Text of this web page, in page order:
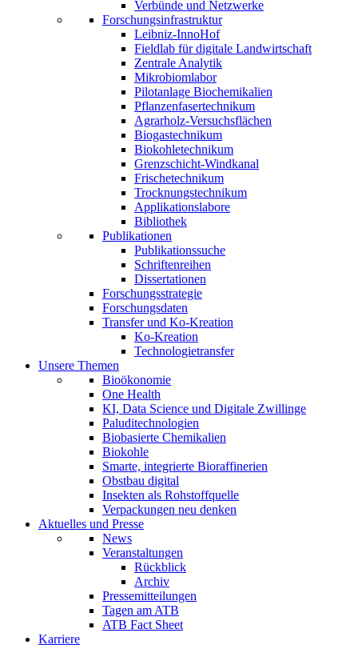
Verbünde und Netzwerke
Forschungsinfrastruktur
Leibniz-InnoHof
Fieldlab für digitale Landwirtschaft
Zentrale Analytik
Mikrobiomlabor
Pilotanlage Biochemikalien
Pflanzenfasertechnikum
Agrarholz-Versuchsflächen
Biogastechnikum
Biokohletechnikum
Grenzschicht-Windkanal
Frischetechnikum
Trocknungstechnikum
Applikationslabore
Bibliothek
Publikationen
Publikationssuche
Schriftenreihen
Dissertationen
Forschungsstrategie
Forschungsdaten
Transfer und Ko-Kreation
Ko-Kreation
Technologietransfer
Unsere Themen
Bioökonomie
One Health
KI, Data Science und Digitale Zwillinge
Paluditechnologien
Biobasierte Chemikalien
Biokohle
Smarte, integrierte Bioraffinerien
Obstbau digital
Insekten als Rohstoffquelle
Verpackungen neu denken
Aktuelles und Presse
News
Veranstaltungen
Rückblick
Archiv
Pressemitteilungen
Tagen am ATB
ATB Fact Sheet
Karriere